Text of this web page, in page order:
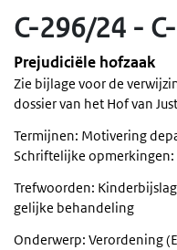
C-296/24 -
Prejudiciële hofzaak
Zie bijlage voor de
dossier van het Hof van
Termijnen: Motivering
Schriftelijke
Trefwoorden:
gelijke behandeling
Onderwerp: Verordening